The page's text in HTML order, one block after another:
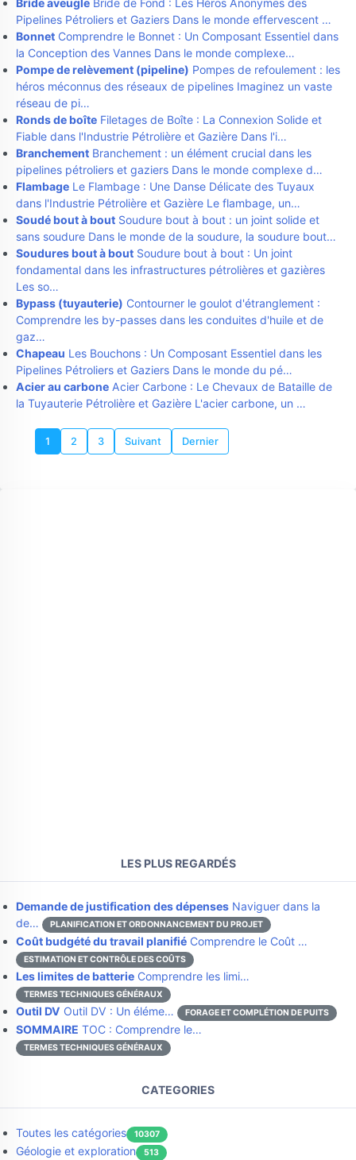
Bride aveugle Bride de Fond : Les Héros Anonymes des
Pipelines Pétroliers et Gaziers Dans le monde effervescent …
Bonnet Comprendre le Bonnet : Un Composant Essentiel dans
la Conception des Vannes Dans le monde complexe…
Pompe de relèvement (pipeline) Pompes de refoulement : les
héros méconnus des réseaux de pipelines Imaginez un vaste
réseau de pi…
Ronds de boîte Filetages de Boîte : La Connexion Solide et
Fiable dans l'Industrie Pétrolière et Gazière Dans l'i…
Branchement Branchement : un élément crucial dans les
pipelines pétroliers et gaziers Dans le monde complexe d…
Flambage Le Flambage : Une Danse Délicate des Tuyaux
dans l'Industrie Pétrolière et Gazière Le flambage, un…
Soudé bout à bout Soudure bout à bout : un joint solide et
sans soudure Dans le monde de la soudure, la soudure bout…
Soudures bout à bout Soudure bout à bout : Un joint
fondamental dans les infrastructures pétrolières et gazières
Les so…
Bypass (tuyauterie) Contourner le goulot d'étranglement :
Comprendre les by-passes dans les conduites d'huile et de
gaz…
Chapeau Les Bouchons : Un Composant Essentiel dans les
Pipelines Pétroliers et Gaziers Dans le monde du pé…
Acier au carbone Acier Carbone : Le Chevaux de Bataille de
la Tuyauterie Pétrolière et Gazière L'acier carbone, un …
1 2 3 Suivant Dernier
LES PLUS REGARDÉS
Demande de justification des dépenses Naviguer dans la
de…
PLANIFICATION ET ORDONNANCEMENT DU PROJET
Coût budgété du travail planifié Comprendre le Coût …
ESTIMATION ET CONTRÔLE DES COÛTS
Les limites de batterie Comprendre les limi…
TERMES TECHNIQUES GÉNÉRAUX
Outil DV Outil DV : Un éléme… FORAGE ET COMPLÉTION DE PUITS
SOMMAIRE TOC : Comprendre le…
TERMES TECHNIQUES GÉNÉRAUX
CATEGORIES
Toutes les catégories 10307
Géologie et exploration 513